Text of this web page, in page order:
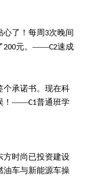
了！每周 3次晚间
200元。——C2速成
个承诺书。现在科
！——C1普通班学
方时尚已投资建设
油车与新能源车操